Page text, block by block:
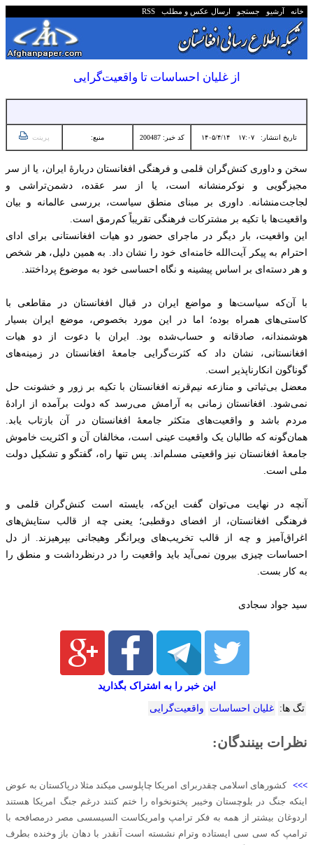
خانه آرشیو جستجو ارسال عکس و مطلب RSS
از غلیان احساسات‌ تا واقعیت‌گرایی
تاریخ انتشار:۱۷:۰۷ ۱۴۰۵/۴/۱۴ کد خبر: 200487 منبع: پرینت
سخن و داوری کنش‌گران قلمی و فرهنگی افغانستان دربارهٔ ایران، یا از سر
مجیزگویی و نوکرمنشانه است، یا از سر عقده، دشمن‌تراشی و
لجاجت‌منشانه. داوری بر مبنای منطق سیاست، بررسی عالمانه و بیان
واقعیت‌ها با تکیه بر مشترکات فرهنگی تقریباً کم‌رمق است.
این واقعیت، بار دیگر در ماجرای حضور دو هیات افغانستانی برای ادای
احترام به پیکر آیت‌الله خامنه‌ای خود را نشان داد. به همین دلیل، هر شخص
و هر دسته‌ای بر اساس پیشینه و نگاه احساسی خود به موضوع پرداختند.
با آن‌که سیاست‌ها و مواضع ایران در قبال افغانستان در مقاطعی با
کاستی‌های همراه بوده‌؛ اما در این مورد بخصوص، موضع ایران بسیار
هوشمندانه، صادقانه و حساب‌شده بود. ایران با دعوت از دو هیات
افغانستانی، نشان داد که کثرت‌گرایی جامعهٔ افغانستان در زمینه‌های
گوناگون انکارناپذیر است.
معضل بی‌ثباتی و منازعه نیم‌قرنه افغانستان با تکیه بر زور و خشونت حل
نمی‌شود. افغانستان زمانی به آرامش می‌رسد که دولت برآمده از ارادهٔ
مردم باشد و واقعیت‌های متکثر جامعهٔ افغانستان در آن بازتاب یابد.
همان‌گونه که طالبان یک واقعیت عینی است، مخالفان آن و اکثریت خاموش
جامعهٔ افغانستان نیز واقعیتی مسلم‌اند. پس تنها راه، گفتگو و تشکیل دولت
ملی است.
آنچه در نهایت می‌توان گفت این‌که، بایسته است کنش‌گران قلمی و
فرهنگی افغانستان، از افضای دوقطبی؛ یعنی چه از قالب ستایش‌های
اغراق‌آمیز و چه از قالب تخریب‌های ویرانگر وهیجانی بپرهیزند. از دل
احساسات چیزی بیرون نمی‌آید باید واقعیت را در درنظرداشت و منطق را
به کار بست.
سید جواد سجادی
این خبر را به اشتراک بگذارید
تگ ها: غلیان احساسات‌ واقعیت‌گرایی
نظرات بینندگان:
>>>کشورهای اسلامی چقدربرای امریکا چاپلوسی میکند مثلا درپاکستان به عوض
اینکه جنگ در بلوچستان وخیبر پختونخواه را ختم کنند درغم جنگ امریکا هستند
اردوغان بیشتر از همه به فکر ترامپ وامریکاست السیسسی مصر درمصافحه با
ترامپ که سی سی ایستاده وترام نشسته است آنقدر با دهان باز وخنده بطرف